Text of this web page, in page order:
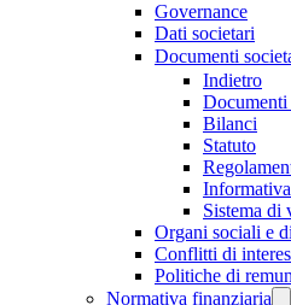
Governance
Dati societari
Documenti
Indietro
Documenti
Bilanci
Statuto
Sistema di
Organi sociali e
Conflitti di
Politiche di
Normativa finanziaria